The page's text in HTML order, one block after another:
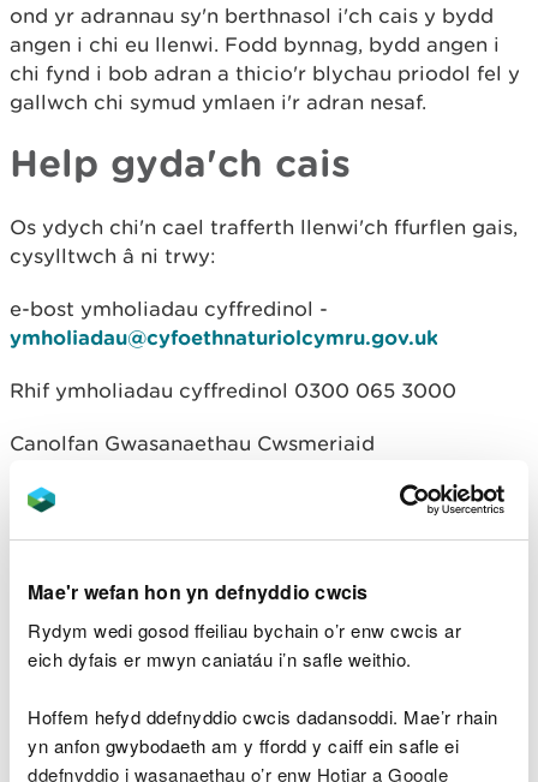
Mae'r wefan hon yn defnyddio cwcis
Rydym wedi gosod ffeiliau bychain o’r enw cwcis ar
eich dyfais er mwyn caniatáu i’n safle weithio.
Hoffem hefyd ddefnyddio cwcis dadansoddi. Mae’r rhain
yn anfon gwybodaeth am y ffordd y caiff ein safle ei
ddefnyddio i wasanaethau o’r enw Hotjar a Google
ond yr adrannau sy'n berthnasol i'ch cais y bydd
angen i chi eu llenwi. Fodd bynnag, bydd angen i
chi fynd i bob adran a thicio'r blychau priodol fel y
gallwch chi symud ymlaen i'r adran nesaf.
Help gyda'ch cais
Os ydych chi'n cael trafferth llenwi'ch ffurflen gais,
cysylltwch â ni trwy:
e-bost ymholiadau cyffredinol -
ymholiadau@cyfoethnaturiolcymru.gov.uk
Rhif ymholiadau cyffredinol 0300 065 3000
Canolfan Gwasanaethau Cwsmeriaid
Adeiladau’r Goron
CF10 3NQ.
Lawrlwythiadau dogfennau
cysylltiedig